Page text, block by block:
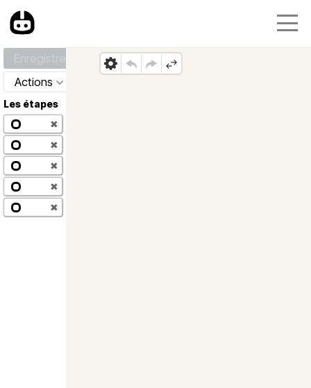
Actions
Les étapes
✖
✖
✖
✖
✖